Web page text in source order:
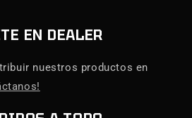
EN DEALER
nuestros productos en